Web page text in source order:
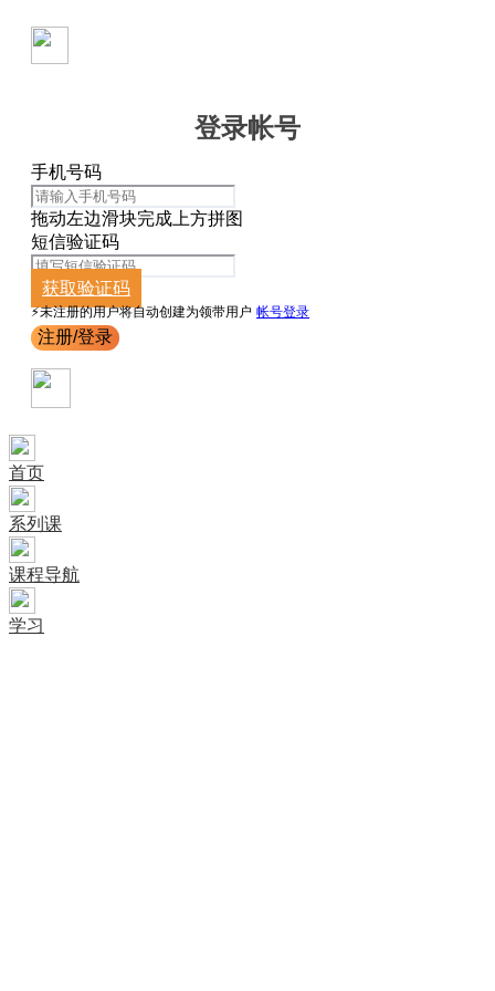
登录帐号
手机号码
拖动左边滑块完成上方拼图
短信验证码
获取验证码
⚡️未注册的用户将自动创建为领带用户 帐号登录
注册/登录
首页
系列课
课程导航
学习